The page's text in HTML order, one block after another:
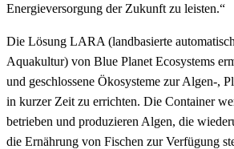
Energieversorgung der Zukunft zu leisten.“
Die Lösung LARA (landbasierte
Aquakultur) von Blue Planet Ecosystems
und geschlossene Ökosysteme zur Algen-,
in kurzer Zeit zu errichten. Die Container
betrieben und produzieren Algen, die
die Ernährung von Fischen zur Verfügung